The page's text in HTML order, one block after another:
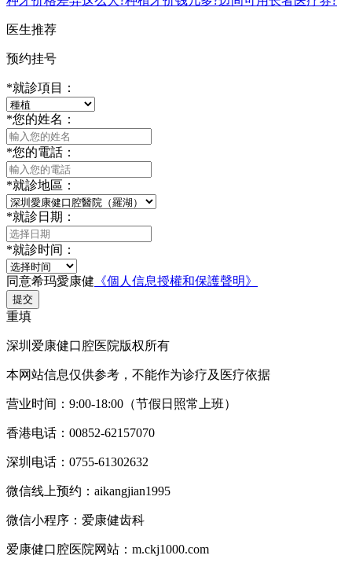
医生推荐
预约挂号
*就診項目：
*您的姓名：
*您的電話：
*就診地區：
*就診日期：
*就診时间：
同意希玛愛康健 《個人信息授權和保護聲明》
提交
重填
深圳爱康健口腔医院版权所有
本网站信息仅供参考，不能作为诊疗及医疗依据
营业时间：9:00-18:00（节假日照常上班）
香港电话：00852-62157070
深圳电话：0755-61302632
微信线上预约：aikangjian1995
微信小程序：爱康健齿科
爱康健口腔医院网站：m.ckj1000.com